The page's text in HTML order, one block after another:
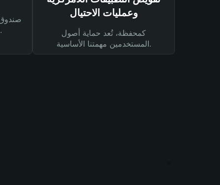
لحماية أصولك ومعاملاتك.
وعمليات الاحتيال
كمحفظة، تُعد حماية أصول
المستخدمين مهمتنا الأساسية.